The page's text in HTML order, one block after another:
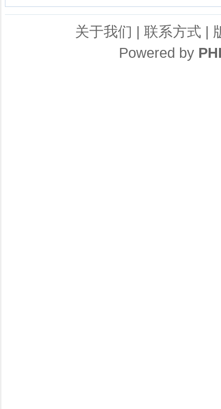
关于我们 | 联系方式 |
Powered by